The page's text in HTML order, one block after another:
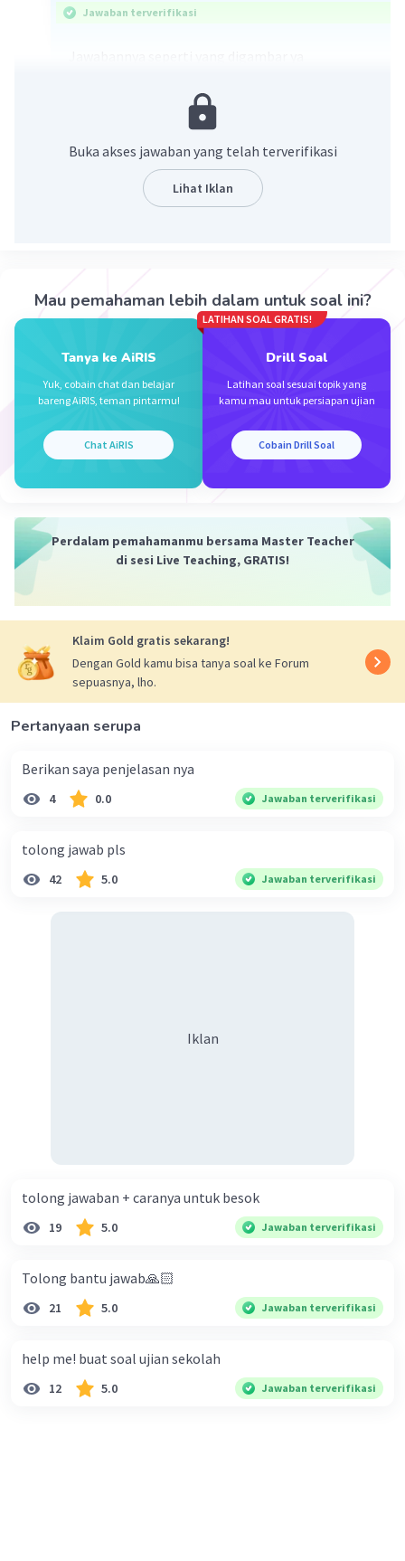
Jawaban terverifikasi
Buka akses jawaban yang telah terverifikasi
Lihat Iklan
Mau pemahaman lebih dalam untuk soal ini?
Tanya ke AiRIS
Yuk, cobain chat dan belajar
bareng AiRIS, teman pintarmu!
Chat AiRIS
LATIHAN SOAL GRATIS!
Drill Soal
Latihan soal sesuai topik yang
kamu mau untuk persiapan ujian
Cobain Drill Soal
Perdalam pemahamanmu bersama Master Teacher
di sesi Live Teaching, GRATIS!
Klaim Gold gratis sekarang!
Dengan Gold kamu bisa tanya soal ke Forum
sepuasnya, lho.
Pertanyaan serupa
Berikan saya penjelasan nya
4 0.0 Jawaban terverifikasi
tolong jawab pls
42 5.0 Jawaban terverifikasi
Iklan
tolong jawaban + caranya untuk besok
19 5.0 Jawaban terverifikasi
Tolong bantu jawab🙏🏻
21 5.0 Jawaban terverifikasi
help me! buat soal ujian sekolah
12 5.0 Jawaban terverifikasi